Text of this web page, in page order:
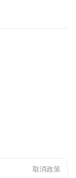
取消政策